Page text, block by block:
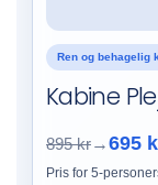
Ren og behagelig
Kabine
895 kr→695
Pris for 5-